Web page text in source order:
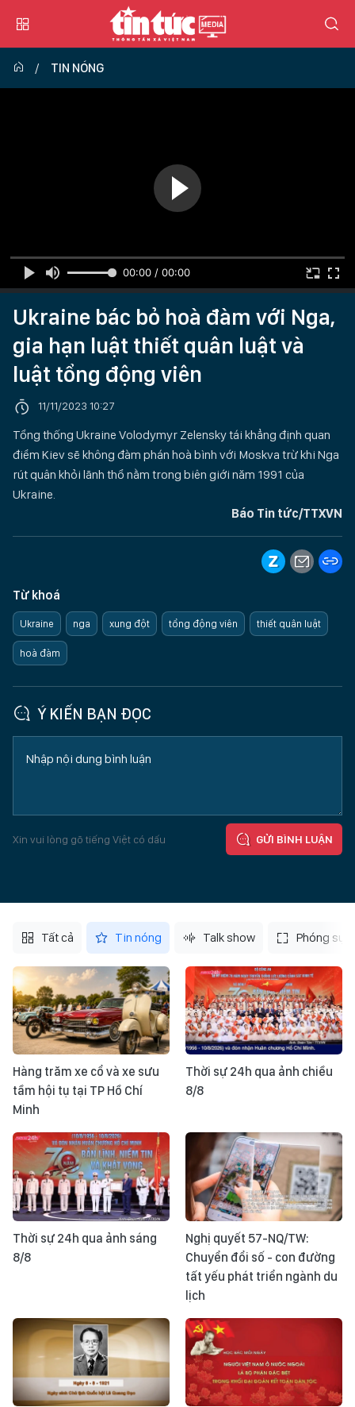
TIN NÓNG
00:00 / 00:00
Ukraine bác bỏ hoà đàm với Nga,
gia hạn luật thiết quân luật và
luật tổng động viên
11/11/2023 10:27
Tổng thống Ukraine Volodymyr Zelensky tái khẳng định quan
điểm Kiev sẽ không đàm phán hoà bình với Moskva trừ khi Nga
rút quân khỏi lãnh thổ nằm trong biên giới năm 1991 của
Ukraine.
Báo Tin tức/TTXVN
Từ khoá
Ukraine nga xung đột tổng động viên thiết quân luật
hoà đàm
Ý KIẾN BẠN ĐỌC
Xin vui lòng gõ tiếng Việt có dấu GỬI BÌNH LUẬN
Tất cả Tin nóng Talk show Phóng sự
Hàng trăm xe cổ và xe sưu
tầm hội tụ tại TP Hồ Chí
Minh
Thời sự 24h qua ảnh chiều
8/8
Thời sự 24h qua ảnh sáng
8/8
Nghị quyết 57-NQ/TW:
Chuyển đổi số - con đường
tất yếu phát triển ngành du
lịch